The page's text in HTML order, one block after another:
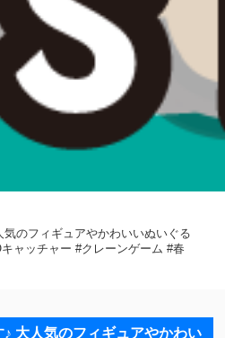
のフィギュアやかわいいぬいぐる
ャッチャー #クレーンゲーム #春
大人気のフィギュアやかわい